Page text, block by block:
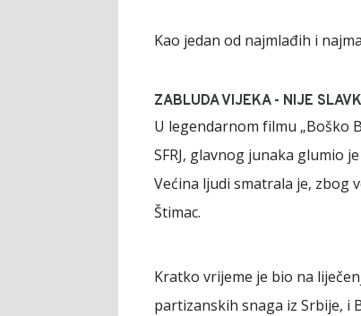
Kao jedan od najmlađih i
ZABLUDA VIJEKA - NIJE
U legendarnom filmu „Boško
SFRJ, glavnog junaka glumio
Većina ljudi smatrala je, zbog
Štimac.
Kratko vrijeme je bio na
partizanskih snaga iz Srbije, i